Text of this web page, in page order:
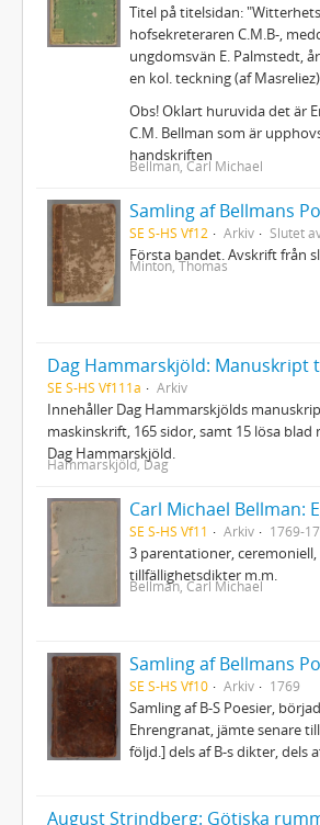
Titel på titelsidan:
hofsekreteraren C.M.B-,
ungdomsvän E. Palmstedt,
en kol. teckning (af
Obs! Oklart huruvida det är
C.M. Bellman som är
handskriften
Bellman, Carl Michael
SE S-HS Vf12 Arkiv Slutet
Första bandet. Avskrift från
Minton, Thomas
SE S-HS Vf111a Arkiv
Innehåller Dag Hammarskjölds
maskinskrift, 165 sidor, samt 15 lösa
Dag Hammarskjöld.
Hammarskjöld, Dag
SE S-HS Vf11 Arkiv 1769-
3 parentationer, ceremoniell,
tillfällighetsdikter m.m.
Bellman, Carl Michael
Samling af Bellmans
SE S-HS Vf10 Arkiv 1769
Samling af B-S Poesier,
Ehrengranat, jämte senare
följd.] dels af B-s dikter, dels
August Strindberg: Götiska